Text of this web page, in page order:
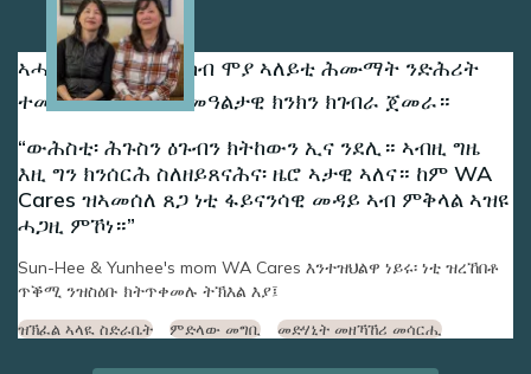
ኣሓት ሳን-ሂን ዩንሂን ካብ ሞያ ኣለይቲ ሕሙማት ንድሕሪት
ተመሊሰን ንማማአን መዓልታዊ ክንክን ክገብራ ጀመራ።
ውሕስቲ፡ ሕጉስን ዕጉብን ክትከውን ኢና ንደሊ። ኣብዚ ግዜ
እዚ ግን ክንሰርሕ ስለዘይጸናሕና፡ ዜሮ ኣታዊ ኣለና። ከም WA
Cares ዝኣመሰለ ጸጋ ነቲ ፋይናንሳዊ መዳይ ኣብ ምቅላል ኣዝዩ
ሓጋዚ ምኾነ።
Sun-Hee & Yunhee's mom WA Cares እንተዝህልዋ ነይሩ፡ ነቲ ዝረኸበቶ
ጥቕሚ ንዝስዕቡ ክትጥቀመሉ ትኽእል እያ፤
ዝኽፈል ኣላዪ ስድራቤት ምድላው መግቢ መድሃኒት መዘኻኸሪ መሳርሒ